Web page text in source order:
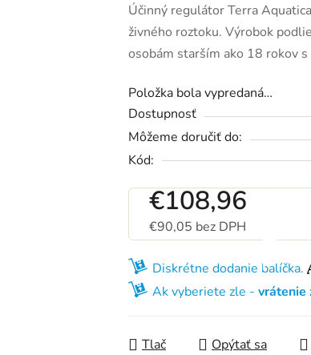
Účinný regulátor Terra
živného roztoku. Výrobok
osobám starším ako 18 rokov
Položka bola vypredaná…
Dostupnosť
Môžeme doručiť do:
Kód:
€108,96
€90,05 bez DPH
Diskrétne dodanie balíčka.
Ak vyberiete zle - vrátenie
Tlač Opýtať sa